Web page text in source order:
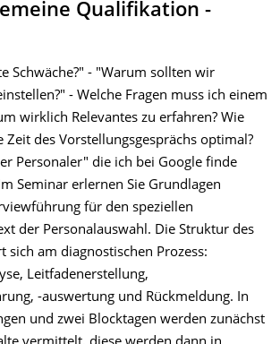
Qualifikation -
Schwäche?" - "Warum sollten wir
- Welche Fragen muss ich einem
wirklich Relevantes zu erfahren? Wie
Zeit des Vorstellungsgesprächs optimal?
Personaler" die ich bei Google finde
Seminar erlernen Sie Grundlagen
für den speziellen
der Personalauswahl. Die Struktur des
sich am diagnostischen Prozess:
Leitfadenerstellung,
-auswertung und Rückmeldung. In
und zwei Blocktagen werden zunächst